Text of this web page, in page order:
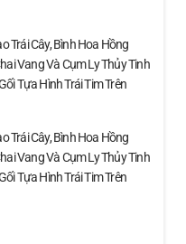
Trái Cây, Bình Hoa Hồng
Vang Và Cụm Ly Thủy Tinh
Tựa Hình Trái Tim Trên
Trái Cây, Bình Hoa Hồng
Vang Và Cụm Ly Thủy Tinh
Tựa Hình Trái Tim Trên